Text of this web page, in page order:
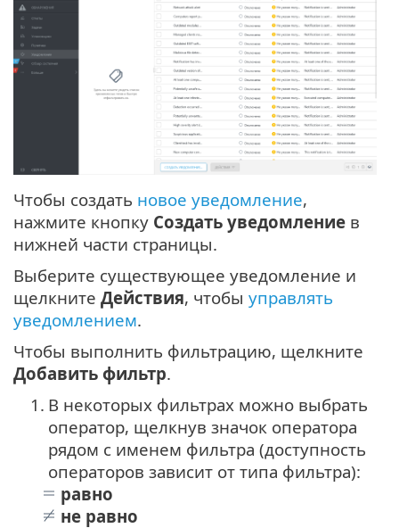
Чтобы создать новое уведомление,
нажмите кнопку Создать уведомление в
нижней части страницы.
Выберите существующее уведомление и
щелкните Действия, чтобы управлять
уведомлением.
Чтобы выполнить фильтрацию, щелкните
Добавить фильтр.
1. В некоторых фильтрах можно выбрать
оператор, щелкнув значок оператора
рядом с именем фильтра (доступность
операторов зависит от типа фильтра):
равно
не равно